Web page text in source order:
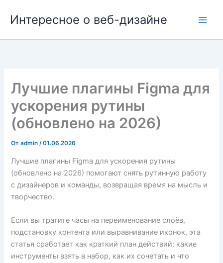
содержимому
Интересное о веб-дизайне
Лучшие плагины Figma для
ускорения рутины
(обновлено на 2026)
Отadmin/01.06.2026
Лучшие плагины Figma для ускорения рутины
(обновлено на 2026) помогают снять рутинную работу
с дизайнеров и команды, возвращая время на мысль и
творчество.
Если вы тратите часы на переименование слоёв,
подстановку контента или выравнивание иконок, эта
статья сработает как краткий план действий: какие
инструменты взять в набор, как их сочетать и что